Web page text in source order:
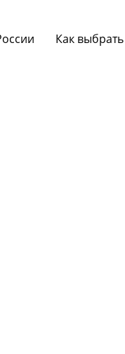
Как выбрать